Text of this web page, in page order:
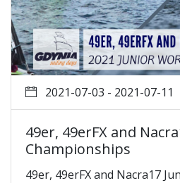
2021-07-03 - 2021-07-11
49er, 49erFX and
Championships
49er, 49erFX and Nacra17